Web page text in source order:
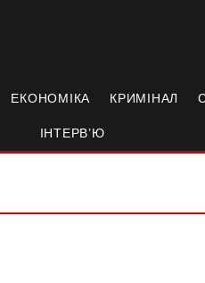
ЕКОНОМІКА КРИМІНАЛ
ІНТЕРВ’Ю